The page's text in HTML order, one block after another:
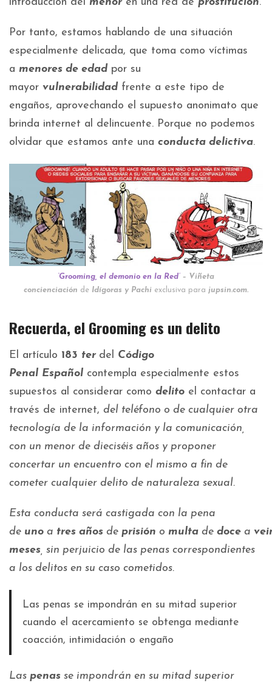
Por tanto, estamos hablando de una situación
especialmente delicada, que toma como víctimas
a menores de edad por su
mayor vulnerabilidad frente a este tipo de
engaños, aprovechando el supuesto anonimato que
brinda internet al delincuente. Porque no podemos
olvidar que estamos ante una conducta delictiva.
‘Grooming, el demonio en la Red’– Viñeta
concienciación de Idígoras y Pachi exclusiva para jupsin.com.
Recuerda, el Grooming es un delito
El artículo 183 ter del Código
Penal Español contempla especialmente estos
supuestos al considerar como delito el contactar a
través de internet, del teléfono o de cualquier otra
tecnología de la información y la comunicación,
con un menor de dieciséis años y proponer
concertar un encuentro con el mismo a fin de
cometer cualquier delito de naturaleza sexual.
Esta conducta será castigada con la pena
de uno a tres años de prisión o multa de doce a
meses , sin perjuicio de las penas correspondientes
a los delitos en su caso cometidos.
Las penas se impondrán en su mitad superior
cuando el acercamiento se obtenga mediante
coacción, intimidación o engaño
Las penas se impondrán en su mitad superior